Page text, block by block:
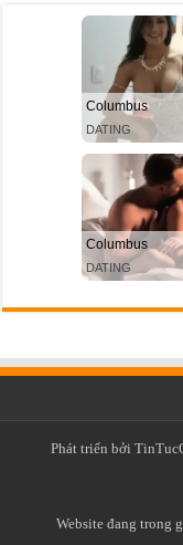
Phát triển bởi
Website đang trong